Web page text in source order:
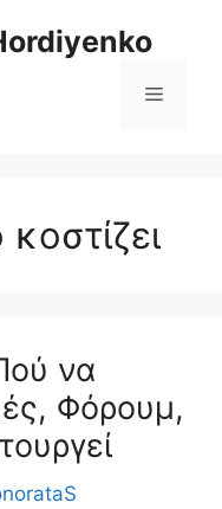
Μενού
να
Φόρουμ,